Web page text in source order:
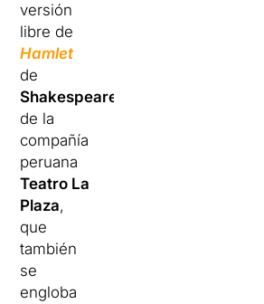
versión
libre de
Hamlet
de
Shakespeare
de la
compañía
peruana
Teatro La
Plaza,
que
también
se
engloba